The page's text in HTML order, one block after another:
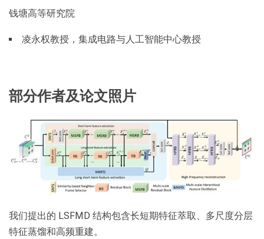
钱塘高等研究院
凌永权教授，集成电路与人工智能中心教授
部分作者及论文照片
我们提出的 LSFMD 结构包含长短期特征萃取、多尺度分层
特征蒸馏和高频重建。